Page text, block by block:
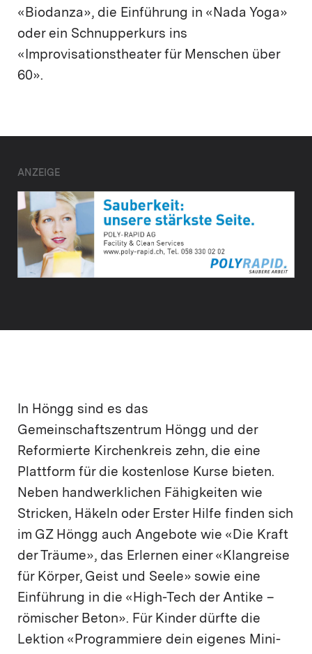
«Biodanza», die Einführung in «Nada Yoga»
oder ein Schnupperkurs ins
«Improvisationstheater für Menschen über
60».
ANZEIGE
In Höngg sind es das
Gemeinschaftszentrum Höngg und der
Reformierte Kirchenkreis zehn, die eine
Plattform für die kostenlose Kurse bieten.
Neben handwerklichen Fähigkeiten wie
Stricken, Häkeln oder Erster Hilfe finden sich
im GZ Höngg auch Angebote wie «Die Kraft
der Träume», das Erlernen einer «Klangreise
für Körper, Geist und Seele» sowie eine
Einführung in die «High-Tech der Antike –
römischer Beton». Für Kinder dürfte die
Lektion «Programmiere dein eigenes Mini-